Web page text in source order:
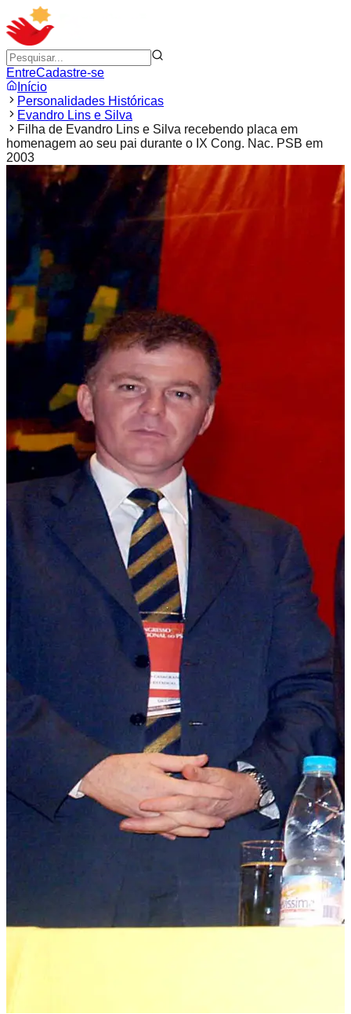
EntreCadastre-se
Início
Personalidades Históricas
Evandro Lins e Silva
Filha de Evandro Lins e Silva recebendo placa em
homenagem ao seu pai durante o IX Cong. Nac. PSB em
2003